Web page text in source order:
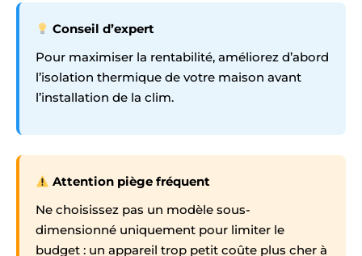
Conseil d’expert
Pour maximiser la rentabilité, améliorez d’abord
l’isolation thermique de votre maison avant
l’installation de la clim.
Attention piège fréquent
Ne choisissez pas un modèle sous-
dimensionné uniquement pour limiter le
budget : un appareil trop petit coûte plus cher à